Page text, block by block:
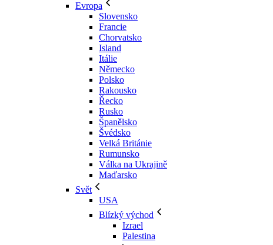
Evropa
Slovensko
Francie
Chorvatsko
Island
Itálie
Německo
Polsko
Rakousko
Řecko
Rusko
Španělsko
Švédsko
Velká Británie
Rumunsko
Válka na Ukrajině
Maďarsko
Svět
USA
Blízký východ
Izrael
Palestina